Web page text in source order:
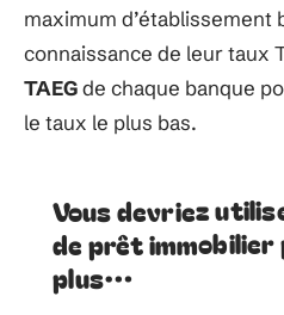
maximum d’établissement
connaissance de leur taux
TAEGde chaque banque
le taux le plus bas.
Vous devriez
de prêt immobilier
plus…